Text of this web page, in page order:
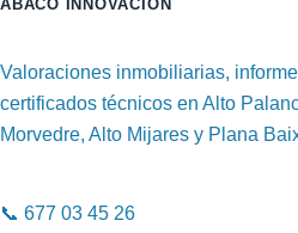
ÁBACO INNOVACIÓN
Valoraciones inmobiliarias,
certificados técnicos en Alto
Morvedre, Alto Mijares y Plana
📞 677 03 45 26